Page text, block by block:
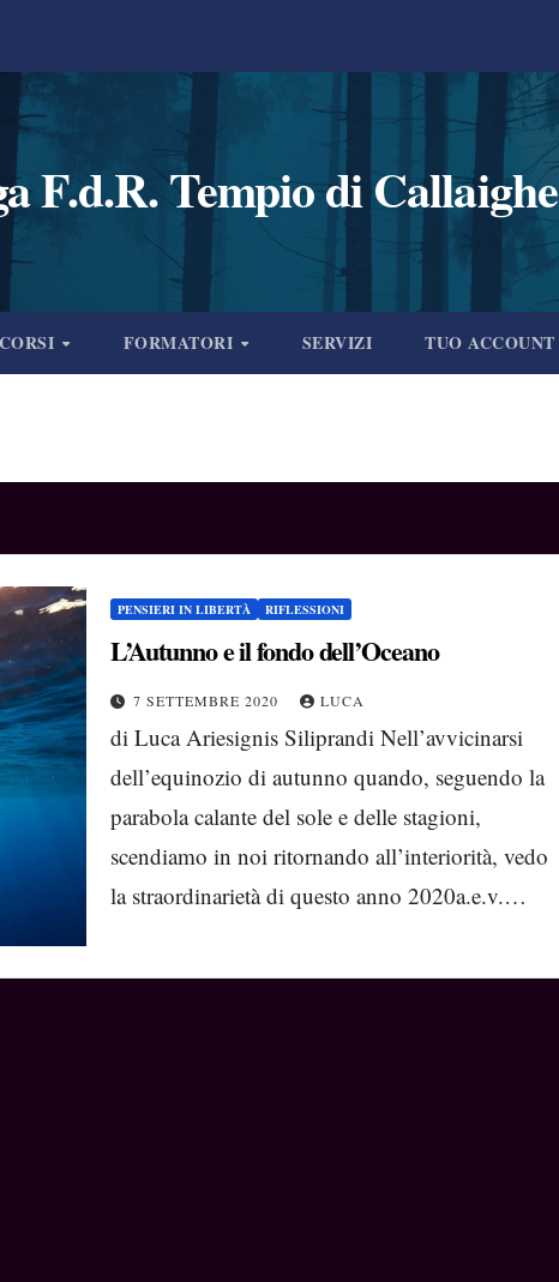
F.d.R. Tempio di Callaighe
FORMATORI SERVIZI TUO ACCOUNT
PENSIERI IN LIBERTÀ RIFLESSIONI
L’Autunno e il fondo dell’Oceano
7 SETTEMBRE 2020 LUCA
di Luca Ariesignis Siliprandi Nell’avvicinarsi
dell’equinozio di autunno quando, seguendo la
parabola calante del sole e delle stagioni,
scendiamo in noi ritornando all’interiorità, vedo
la straordinarietà di questo anno 2020a.e.v.…